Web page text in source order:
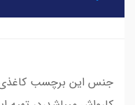
جنس این برچسب